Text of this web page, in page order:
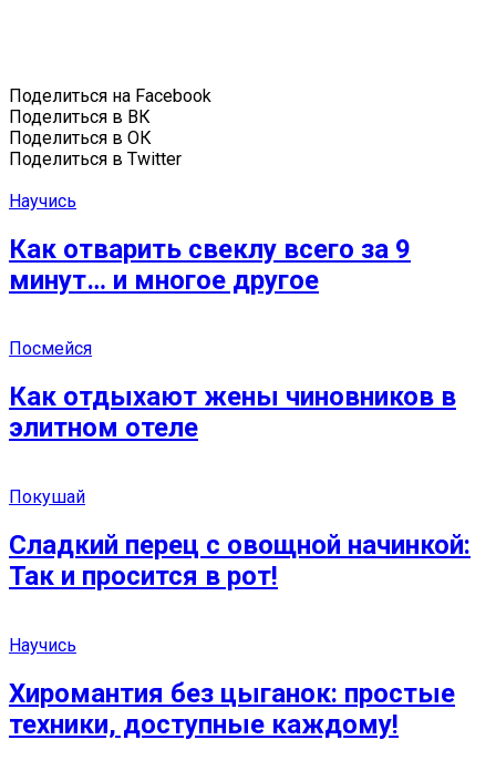
Поделиться на Facebook
Поделиться в ВК
Поделиться в ОК
Поделиться в Twitter
Научись
Как отварить свеклу всего за 9
минут… и многое другое
Посмейся
Как отдыхают жены чиновников в
элитном отеле
Покушай
Сладкий перец с овощной начинкой:
Так и просится в рот!
Научись
Хиромантия без цыганок: простые
техники, доступные каждому!